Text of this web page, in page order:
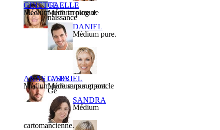
GINETTE
Médium pure tarologue
GAELLE
Médium pure de
naissance
DANIEL
Médium pure.
ANASTASIA
Médium pure sans support.
GABRIEL
Médium pur et oracle
Gé
SANDRA
Médium
cartomancienne.